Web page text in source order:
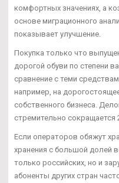
комфортных значениях, а
основе миграционного
показывает улучшение.
Покупка только что
дорогой обуви по степени
сравнение с теми
например, на
собственного бизнеса.
стремительно сокращается
Если операторов обяжут
хранения с большой долей
только российских, но и
абоненты других стран